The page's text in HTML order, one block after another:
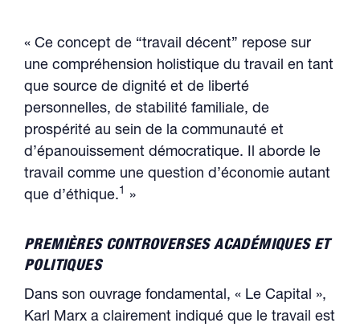
« Ce concept de “travail décent” repose sur
une compréhension holistique du travail en tant
que source de dignité et de liberté
personnelles, de stabilité familiale, de
prospérité au sein de la communauté et
d’épanouissement démocratique. Il aborde le
travail comme une question d’économie autant
que d’éthique.1 »
PREMIÈRES CONTROVERSES ACADÉMIQUES ET
POLITIQUES
Dans son ouvrage fondamental, « Le Capital »,
Karl Marx a clairement indiqué que le travail est